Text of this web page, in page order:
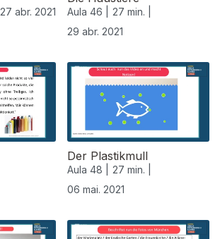
27 abr. 2021 Aula 46 |
27 min. |
29 abr. 2021
Der Plastikmull
Aula 48 |
27 min. |
06 mai. 2021